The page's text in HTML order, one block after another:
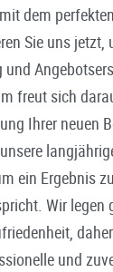
dem
Sie uns jetzt,
und
freut sich
Ihrer neuen
ein Ergebnis
Wir legen
und